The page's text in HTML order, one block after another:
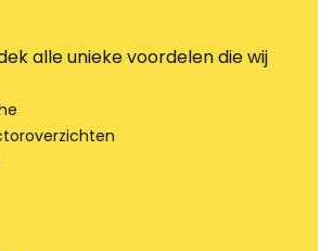
alle unieke voordelen die wij